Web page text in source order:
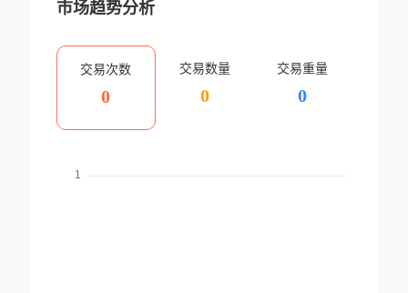
市场趋势分析
交易次数
0
交易数量
0
交易重量
0